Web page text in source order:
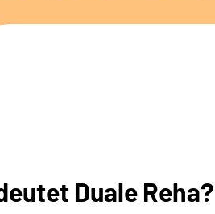
Duale Reha?